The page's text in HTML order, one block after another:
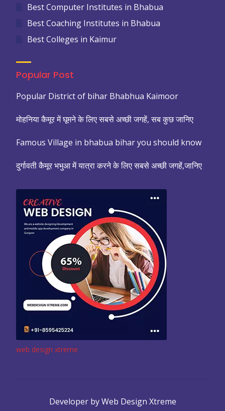
Best Computer Institutes in Bhabua
Best Coaching Institutes in Bhabua
Best Colleges in Kaimur
Popular Post
Popular District of bihar Bhabhua Kaimoor
मोहनिया कैमूर में घूमने के लिए सबसे अच्छी जगहें, सब कुछ जानिए
Famous Village in bhabua bihar you should know
दुर्गावती कैमूर भभुआ में यात्रा करने के लिए सबसे अच्छी जगहें,जानिए
web design xtreme
Developer by Web Design Xtreme